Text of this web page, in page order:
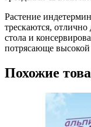
Растение
трескаются,
стола и
потрясающе
Похожие